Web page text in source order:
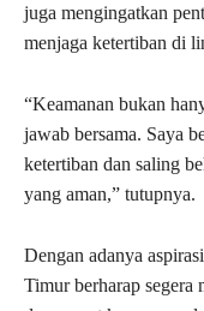
juga mengingatkan
menjaga ketertiban di
“Keamanan bukan
jawab bersama. Saya
ketertiban dan saling
yang aman,” tutupnya.
Dengan adanya
Timur berharap segera